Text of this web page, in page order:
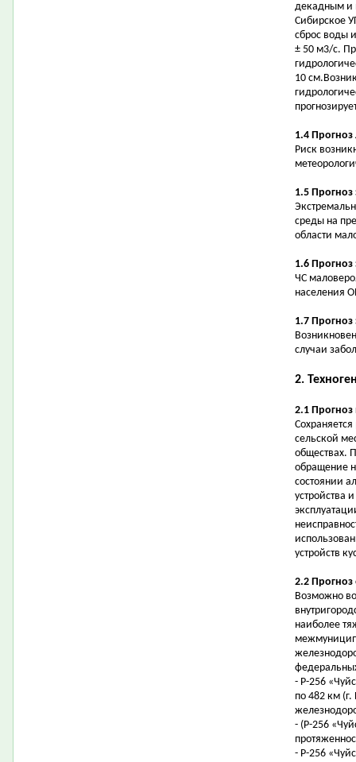
декадным и
Сибирское
сброс воды
± 50 м3/с.
10
1.4
Риск
1.5 Прогноз
среды на
области
1.6
ЧС
населения
1.7 Прогноз
случаи
2.
2.1
сельской
обществах.
обращение
состоянии
устройства
устройств
2.2 Прогноз
Возможно
наиболее
- Р-256
по 482 км
- (Р-256
- Р-256